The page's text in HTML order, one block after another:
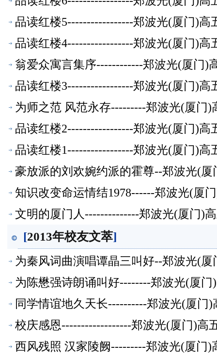
品读红楼5-----------------郑波光(厦门)高
品读红楼4-----------------郑波光(厦门)高
翁爱众寓言集序------------郑波光(厦门)
品读红楼3-----------------郑波光(厦门)高
为师之范 风范永存---------郑波光(厦门)
品读红楼2-----------------郑波光(厦门)高
品读红楼1-----------------郑波光(厦门)高
豪放派的刘欢婉约派的霍尊--郑波光(
知识改变命运情结1978------郑波光(厦
文明的厦门人--------------郑波光(厦门)
[2013年校友文萃]
为秦风词曲演唱谭晶三叫好--郑波光(
为陈懋强诗朗诵叫好--------郑波光(厦
同学情谊地久天长----------郑波光(厦门
校庆感恩------------------郑波光(厦门)高
西风残照 汉家陵阙---------郑波光(厦门)